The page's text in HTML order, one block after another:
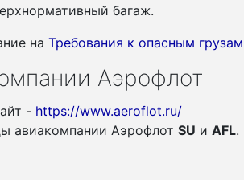
багаж.
на Требования к опасным
Аэрофлот
- https://www.aeroflot.ru/
авиакомпании Аэрофлот SU и AFL.